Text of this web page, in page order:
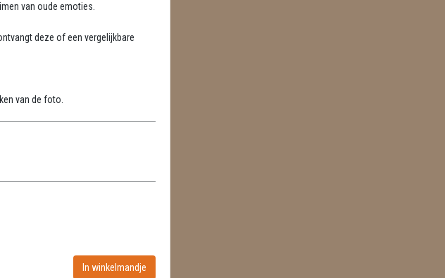
van oude emoties.
deze of een vergelijkbare
van de foto.